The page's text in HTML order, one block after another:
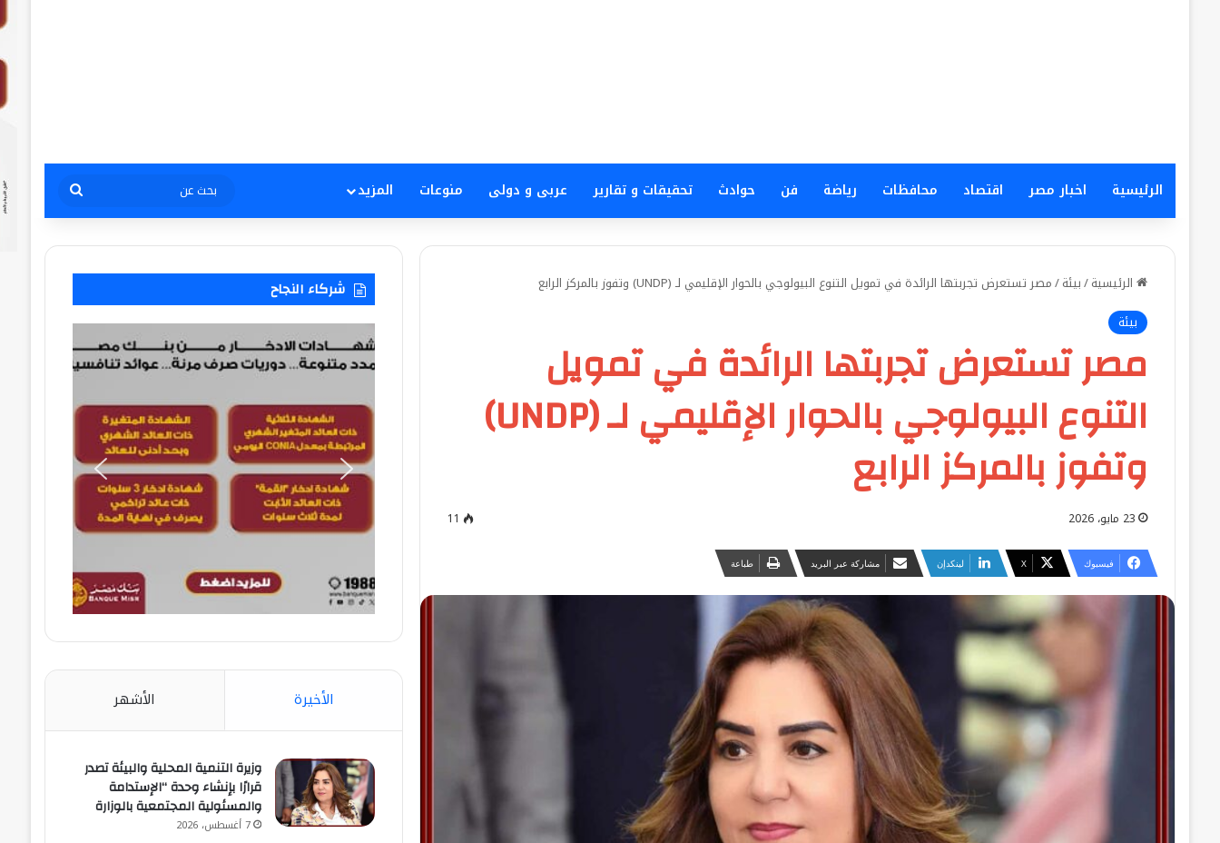
الرئيسية اخبار مصر اقتصاد محافظات رياضة فن حوادث تحقيقات و تقارير عربى و دولى منوعات المزيد
بحث
عن
الرئيسية/بيئة/مصر تستعرض تجربتها الرائدة في تمويل التنوع البيولوجي بالحوار الإقليمي لـ (UNDP) وتفوز بالمركز الرابع
بيئة
مصر تستعرض تجربتها الرائدة في تمويل
التنوع البيولوجي بالحوار الإقليمي لـ (UNDP)
وتفوز بالمركز الرابع
23 مايو، 2026 11
فيسبوك ‫X لينكدإن مشاركة عبر البريد طباعة
شركاء النجاح
الأخيرة الأشهر
وزيرة التنمية المحلية والبيئة تصدر
قرارًا بإنشاء وحدة “الإستدامة
والمسئولية المجتمعية بالوزارة
7 أغسطس، 2026